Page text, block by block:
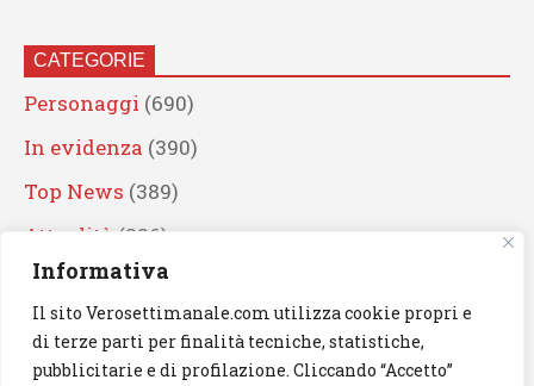
Informativa
Il sito Verosettimanale.com utilizza cookie propri e
di terze parti per finalità tecniche, statistiche,
pubblicitarie e di profilazione. Cliccando “Accetto”
CATEGORIE
Personaggi (690)
In evidenza (390)
Top News (389)
Attualità (336)
Eventi(330)
Artisti (241)
News(239)